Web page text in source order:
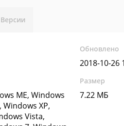
Версии
Обновлено
2018-10-26
ME, Windows
Windows XP,
Vista,
Размер
7.22 МБ